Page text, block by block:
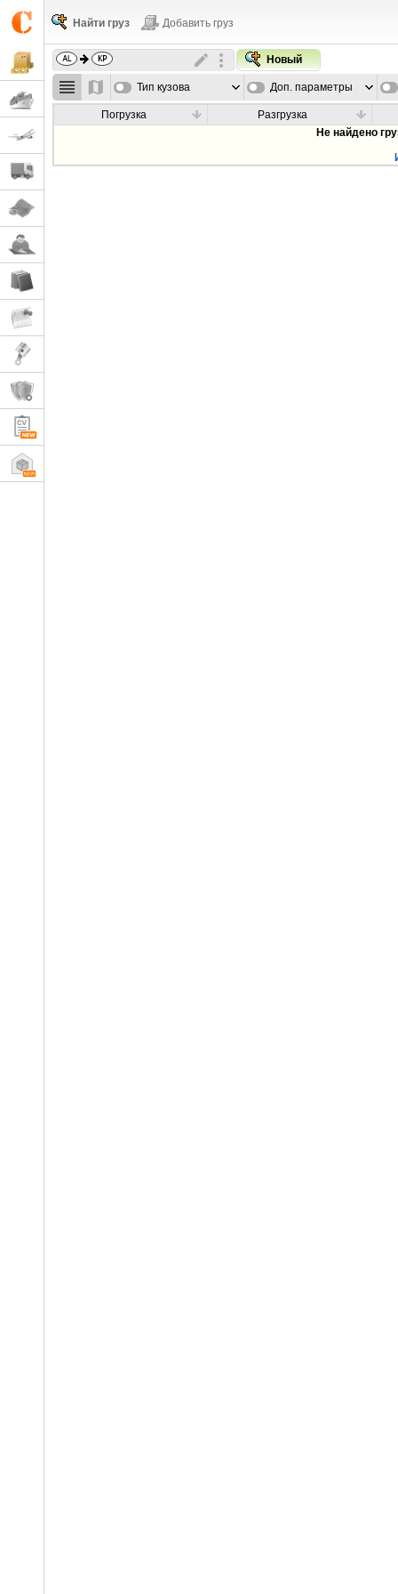
Найти груз Добавить груз
Новый
Тип кузова Доп. параметры
Погрузка
Разгрузка
Не найдено